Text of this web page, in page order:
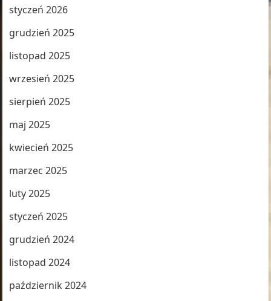
styczeń 2026
grudzień 2025
listopad 2025
wrzesień 2025
sierpień 2025
maj 2025
kwiecień 2025
marzec 2025
luty 2025
styczeń 2025
grudzień 2024
listopad 2024
październik 2024